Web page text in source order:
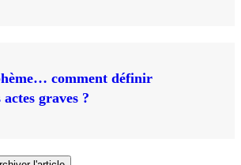
comment définir
graves ?